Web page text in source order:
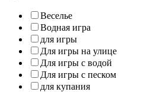
Веселье
Водная игра
для игры
Для игры на улице
Для игры с водой
Для игры с песком
для купания